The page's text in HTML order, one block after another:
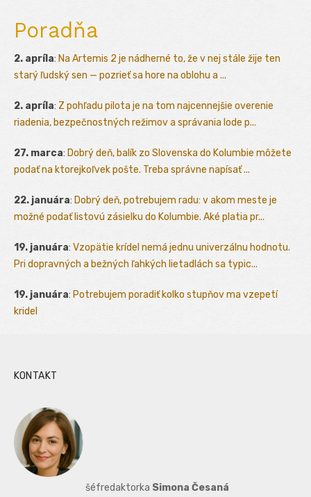
Poradňa
2. apríla: Na Artemis 2 je nádherné to, že v nej stále žije ten
starý ľudský sen — pozrieť sa hore na oblohu a ...
2. apríla: Z pohľadu pilota je na tom najcennejšie overenie
riadenia, bezpečnostných režimov a správania lode p...
27. marca: Dobrý deň, balík zo Slovenska do Kolumbie môžete
podať na ktorejkoľvek pošte. Treba správne napísať ...
22. januára: Dobrý deň, potrebujem radu: v akom meste je
možné podať listovú zásielku do Kolumbie. Aké platia pr...
19. januára: Vzopätie krídel nemá jednu univerzálnu hodnotu.
Pri dopravných a bežných ľahkých lietadlách sa typic...
19. januára: Potrebujem poradiť kolko stupňov ma vzepetí
kridel
KONTAKT
šéfredaktorka Simona Česaná